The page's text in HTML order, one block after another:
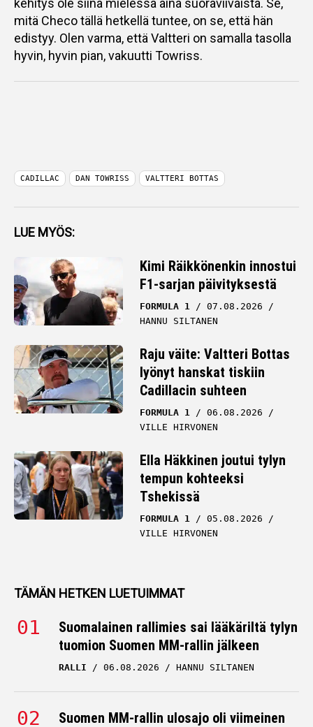
kehitys ole siinä mielessä aina suoraviivaista. Se,
mitä Checo tällä hetkellä tuntee, on se, että hän
edistyy. Olen varma, että Valtteri on samalla tasolla
hyvin, hyvin pian, vakuutti Towriss.
CADILLAC DAN TOWRISS VALTTERI BOTTAS
LUE MYÖS:
Kimi Räikkönenkin innostui
F1-sarjan päivityksestä
FORMULA 1
07.08.2026
HANNU SILTANEN
Raju väite: Valtteri Bottas
lyönyt hanskat tiskiin
Cadillacin suhteen
FORMULA 1
06.08.2026
VILLE HIRVONEN
Ella Häkkinen joutui tylyn
tempun kohteeksi
Tshekissä
FORMULA 1
05.08.2026
VILLE HIRVONEN
TÄMÄN HETKEN LUETUIMMAT
Suomalainen rallimies sai lääkäriltä tylyn
tuomion Suomen MM-rallin jälkeen
RALLI 06.08.2026 HANNU SILTANEN
Suomen MM-rallin ulosajo oli viimeinen